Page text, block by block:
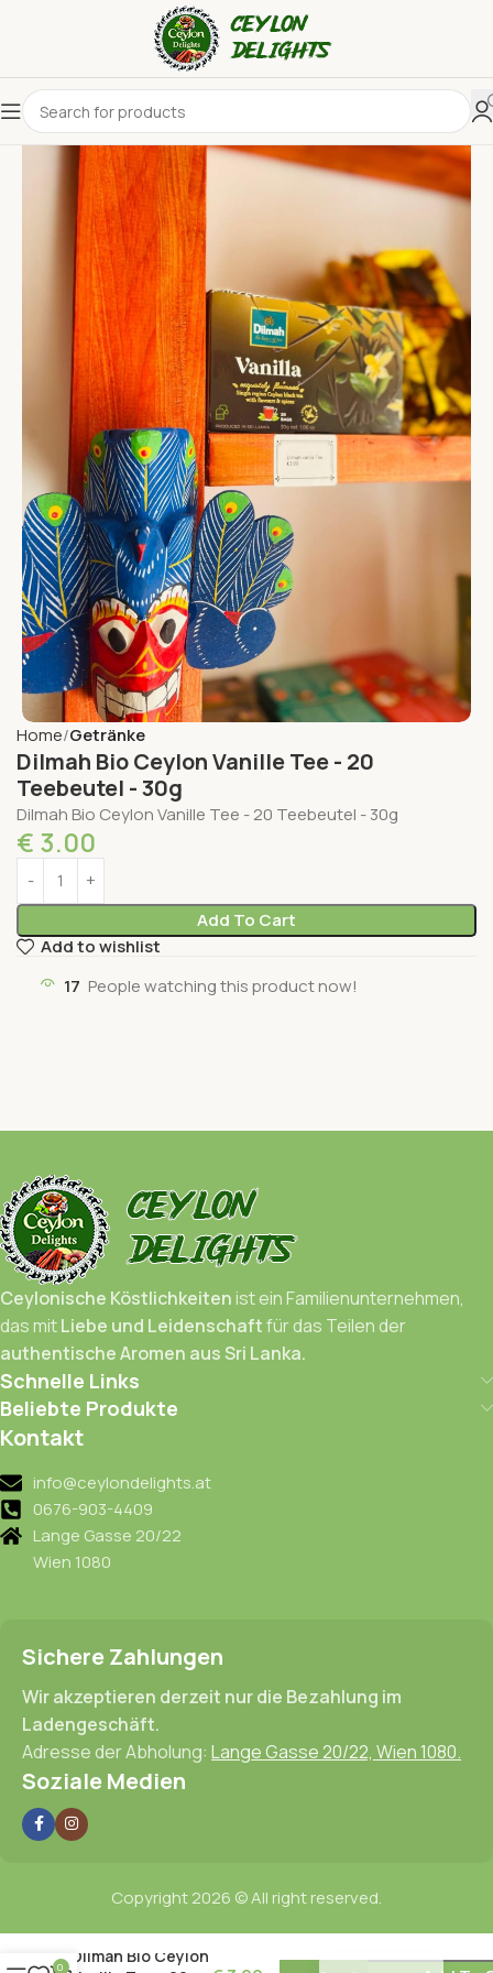
Home Getränke
Dilmah Bio Ceylon Vanille Tee - 20
Teebeutel - 30g
Dilmah Bio Ceylon Vanille Tee - 20 Teebeutel - 30g
€ 3.00
Add To Cart
Add to wishlist
17 People watching this product now!
Ceylonische Köstlichkeitenist ein Familienunternehmen,
das mitLiebe und Leidenschaftfür das Teilen der
authentische Aromen aus Sri Lanka.
Schnelle Links
Beliebte Produkte
Kontakt
info@ceylondelights.at
0676-903-4409
Lange Gasse 20/22
Wien 1080
Sichere Zahlungen
Wir akzeptieren derzeit nur die Bezahlung im
Ladengeschäft.
Adresse der Abholung: Lange Gasse 20/22, Wien 1080.
Soziale Medien
Copyright 2026 © All right reserved.
Dilmah Bio Ceylon
0